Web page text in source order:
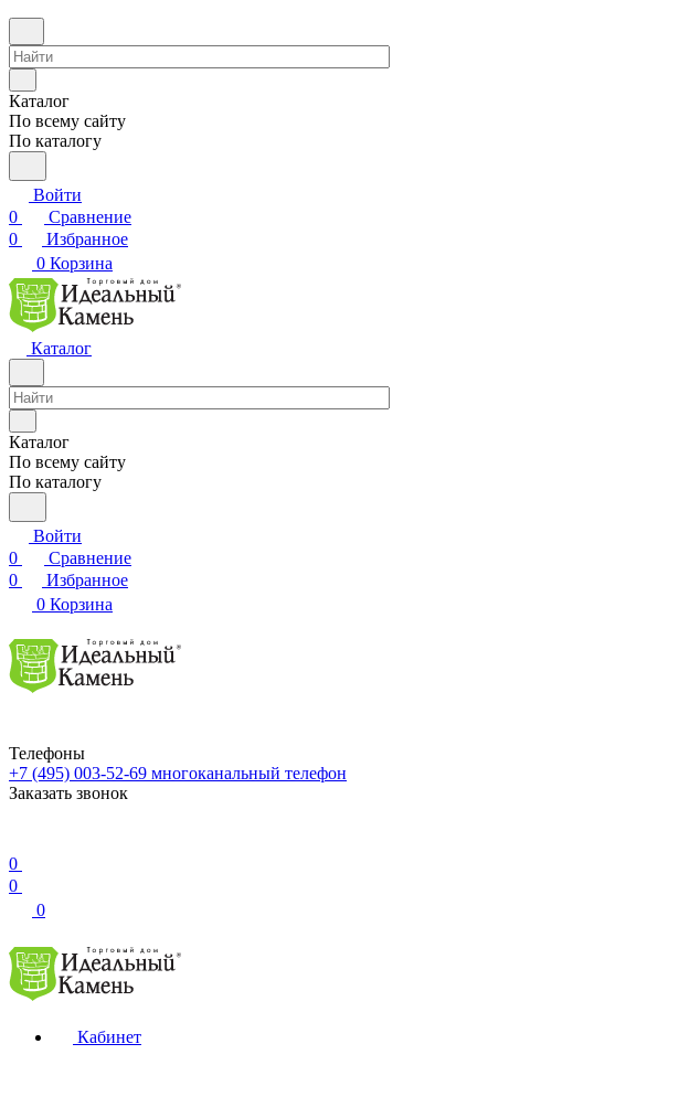
Каталог
По всему сайту
По каталогу
Войти
0
Сравнение
0
Избранное
0 Корзина
Каталог
Каталог
По всему сайту
По каталогу
Войти
0
Сравнение
0
Избранное
0 Корзина
Телефоны
+7 (495) 003-52-69 многоканальный телефон
Заказать звонок
0
0
0
Кабинет